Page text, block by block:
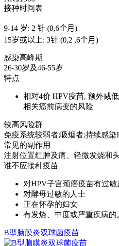
接种时间表
9-14 岁: 2 针 (0,6个月)
15岁或以上: 3针 (0,2 ,6个月)
感染高峰期
26-30岁及46-55岁
特点
相对4价 HPV疫苗, 额外减
相关癌前病变的风险
较高风险群
免疫系统较弱者;吸烟者;持续感
常见的副作用
注射位置红肿及痛、轻微发烧和
谁不应接种疫苗
对HPV子宫颈癌疫苗有过
对酵母过敏的人士
正在怀孕的妇女
有发烧、中度或严重疾病的
B型脑膜炎双球菌疫苗